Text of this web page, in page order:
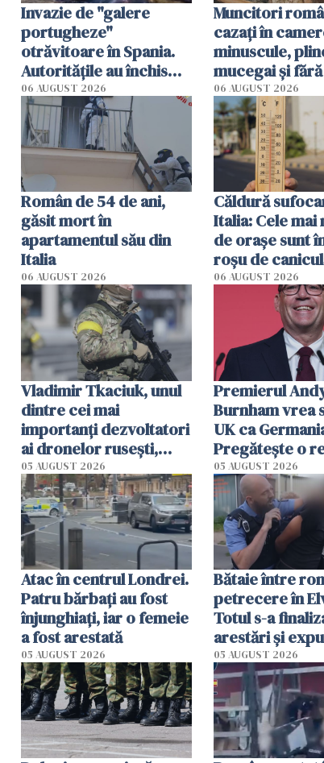
Invazie de "galere
portugheze"
otrăvitoare în Spania.
Autoritățile au închis
mai multe plaje din San
Sebastian
06 AUGUST 2026
Muncitori
cazați în
minuscule,
mucegai și
Inspectorii
din Germania
evacuat pe loc
06 AUGUST 2026
Român de 54 de ani,
găsit mort în
apartamentul său din
Italia
06 AUGUST 2026
Căldură
Italia: Cele mai
de orașe sunt
roșu de
06 AUGUST 2026
Vladimir Tkaciuk, unul
dintre cei mai
importanți dezvoltatori
ai dronelor rusești,
grav rănit într-un
atentat cu bombă
05 AUGUST 2026
Premierul
Burnham vrea
UK ca
Pregătește o
radicală și
urma să se
Londra
05 AUGUST 2026
Atac în centrul Londrei.
Patru bărbați au fost
înjunghiați, iar o femeie
a fost arestată
05 AUGUST 2026
Bătaie între
petrecere în
Totul s-a
arestări și
05 AUGUST 2026